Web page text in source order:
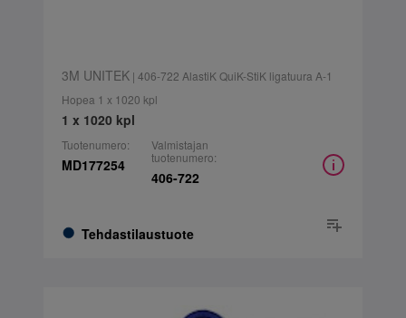
3M UNITEK| 406-722 AlastiK QuiK-StiK ligatuura A-1
Hopea 1 x 1020 kpl
1 x 1020 kpl
Tuotenumero:
MD177254
Tehdastilaustuote
Valmistajan
tuotenumero:
406-722